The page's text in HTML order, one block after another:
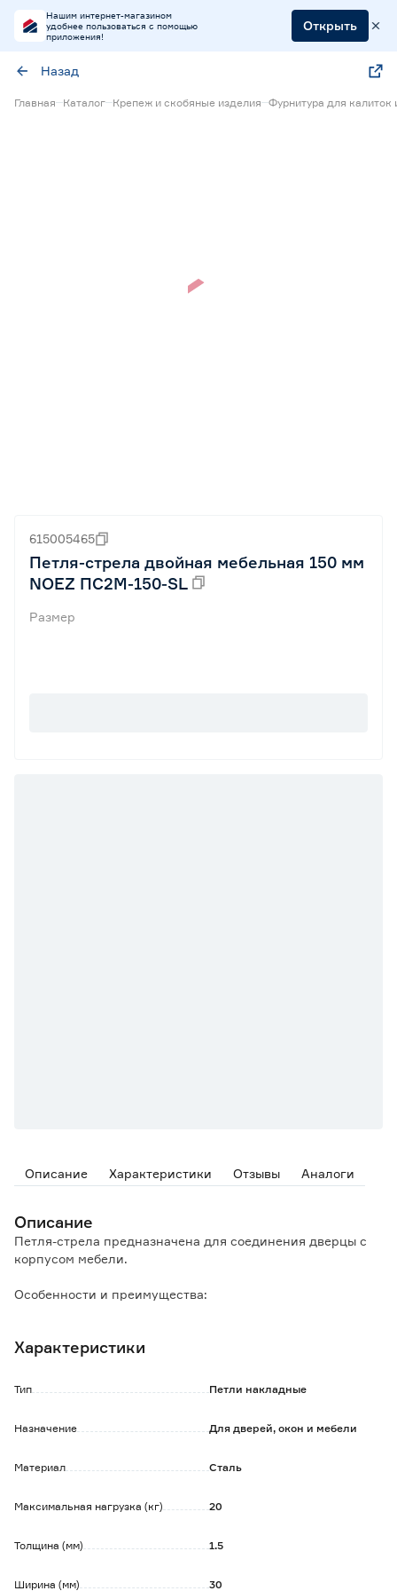
Нашим интернет-магазином
удобнее пользоваться с помощью
приложения!
Открыть
Назад
Главная Каталог Крепеж и скобяные изделия Фурнитура для калиток
615005465
Петля-стрела двойная мебельная 150 мм
NOEZ ПС2М-150-SL
Размер
Описание Характеристики Отзывы Аналоги
Описание
Петля-стрела предназначена для соединения дверцы с
корпусом мебели.
Особенности и преимущества:
Характеристики
Тип Петли накладные
Назначение Для дверей, окон и мебели
Материал Сталь
Максимальная нагрузка (кг) 20
Толщина (мм) 1.5
Ширина (мм) 30